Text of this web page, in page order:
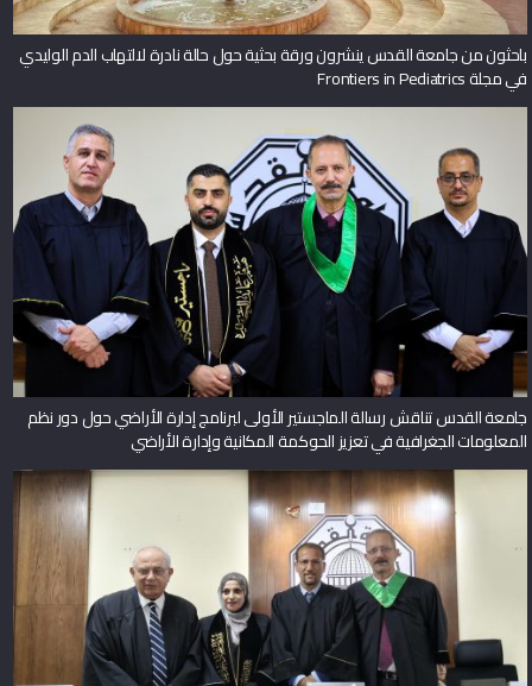
باحثون من جامعة القدس ينشرون ورقة بحثية حول حالة نادرة لالتهاب الدم الوليدي
في مجلة Frontiers in Pediatrics
جامعة القدس تناقش رسالة الماجستير الأولى لبرنامج إدارة الأراضي حول دور نظم
المعلومات الجغرافية في تعزيز الحوكمة المكانية وإدارة الأراضي